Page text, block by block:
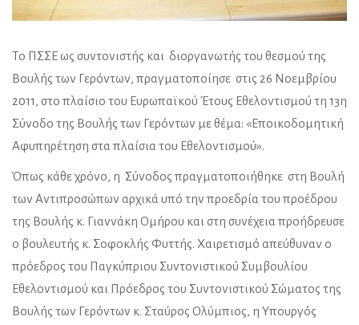
Το ΠΣΣΕ ως συντονιστής και διοργανωτής του θεσμού της
Βουλής των Γερόντων, πραγματοποίησε στις 26 Νοεμβρίου
2011, στο πλαίσιο του Ευρωπαϊκού Έτους Εθελοντισμού τη 13η
Σύνοδο της Βουλής των Γερόντων με θέμα: «Εποικοδομητική
Αφυπηρέτηση στα πλαίσια του Εθελοντισμού».
Όπως κάθε χρόνο, η Σύνοδος πραγματοποιήθηκε στη Βουλή
των Αντιπροσώπων αρχικά υπό την προεδρία του προέδρου
της Βουλής κ. Γιαννάκη Ομήρου και στη συνέχεια προήδρευσε
ο βουλευτής κ. Σοφοκλής Φυττής. Χαιρετισμό απεύθυναν ο
πρόεδρος του Παγκύπριου Συντονιστικού Συμβουλίου
Εθελοντισμού και Πρόεδρος του Συντονιστικού Σώματος της
Βουλής των Γερόντων κ. Σταύρος Ολύμπιος, η Υπουργός